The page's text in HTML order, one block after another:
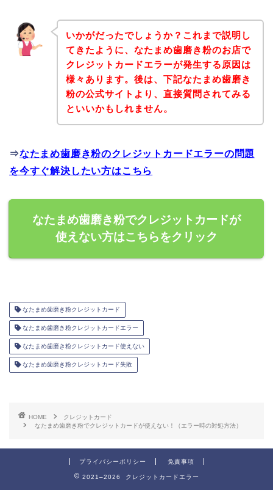
いかがだったでしょうか？これまで説明し
てきたように、なたまめ歯磨き粉のお店で
クレジットカードエラーが発生する原因は
様々あります。後は、下記なたまめ歯磨き
粉の公式サイトより、直接質問されてみる
といいかもしれません。
⇒なたまめ歯磨き粉のクレジットカードエラーの問題
を今すぐ解決したい方はこちら
なたまめ歯磨き粉でクレジットカードが
使えない方はこちらをクリック
なたまめ歯磨き粉クレジットカード
なたまめ歯磨き粉クレジットカードエラー
なたまめ歯磨き粉クレジットカード使えない
なたまめ歯磨き粉クレジットカード失敗
HOME
クレジットカード
なたまめ歯磨き粉でクレジットカードが使えない！（エラー時の対処方法）
プライバシーポリシー 免責事項
2021–2026 クレジットカードエラー